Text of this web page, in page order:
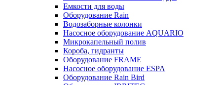
Емкости для воды
Оборудование Rain
Водозаборные колонки
Насосное оборудование AQUARIO
Микрокапельный полив
Короба, гидранты
Оборудование FRAME
Насосное оборудование ESPA
Оборудование Rain Bird